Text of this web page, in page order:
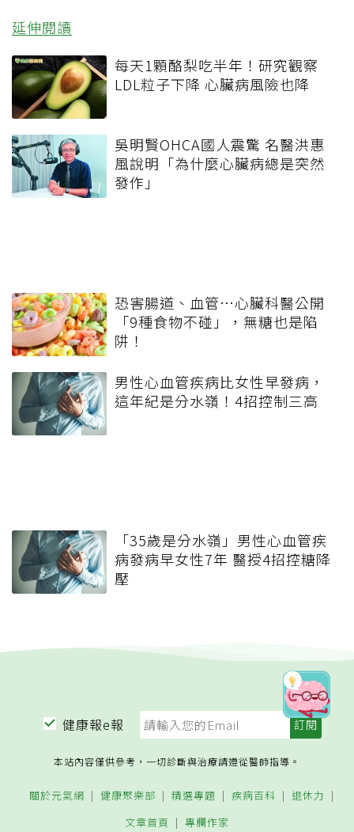
延伸閱讀
每天1顆酪梨吃半年！研究觀察
LDL粒子下降 心臟病風險也降
吳明賢OHCA國人震驚 名醫洪惠
風說明「為什麼心臟病總是突然
發作」
恐害腸道、血管…心臟科醫公開
「9種食物不碰」，無糖也是陷
阱！
男性心血管疾病比女性早發病，
這年紀是分水嶺！4招控制三高
「35歲是分水嶺」男性心血管疾
病發病早女性7年 醫授4招控糖降
壓
健康報e報
本站內容僅供參考，一切診斷與治療請遵從醫師指導。
關於元氣網 健康聚樂部 精選專題 疾病百科
退休力
文章首頁
專欄作家